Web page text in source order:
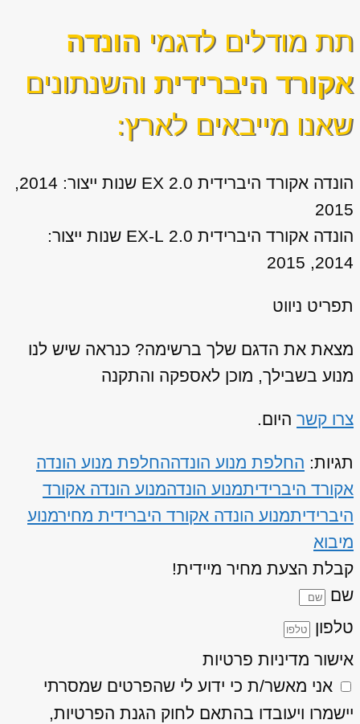
תת מודלים לדגמי הונדה
אקורד היברידית והשנתונים
שאנו מייבאים לארץ:
הונדה אקורד היברידית 2.0 EX שנות ייצור: 2014,
2015
הונדה אקורד היברידית 2.0 EX-L שנות ייצור:
2014, 2015
תפריט ניווט
מצאת את הדגם שלך ברשימה? כנראה שיש לנו
מנוע בשבילך, מוכן לאספקה והתקנה
צרו קשר היום.
תגיות: החלפת מנוע הונדההחלפת מנוע הונדה
אקורד היברידיתמנוע הונדהמנוע הונדה אקורד
היברידיתמנוע הונדה אקורד היברידית מחירמנוע
מיבוא
קבלת הצעת מחיר מיידית!
שם
טלפון
אישור מדיניות פרטיות
אני מאשר/ת כי ידוע לי שהפרטים שמסרתי
יישמרו ויעובדו בהתאם לחוק הגנת הפרטיות,